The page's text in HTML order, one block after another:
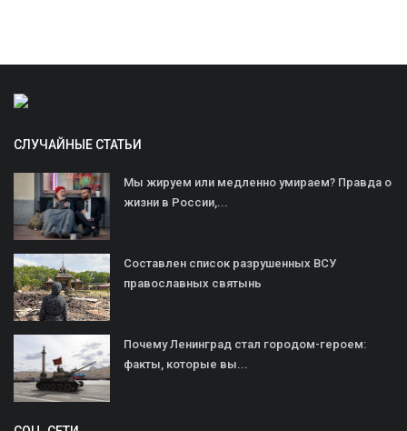
СЛУЧАЙНЫЕ СТАТЬИ
Мы жируем или медленно умираем? Правда о
жизни в России,...
Составлен список разрушенных ВСУ
православных святынь
Почему Ленинград стал городом-героем:
факты, которые вы...